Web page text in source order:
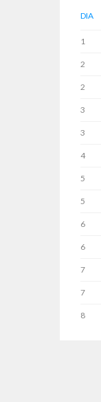
DIA
1
2
2
3
3
4
5
5
6
6
7
7
8